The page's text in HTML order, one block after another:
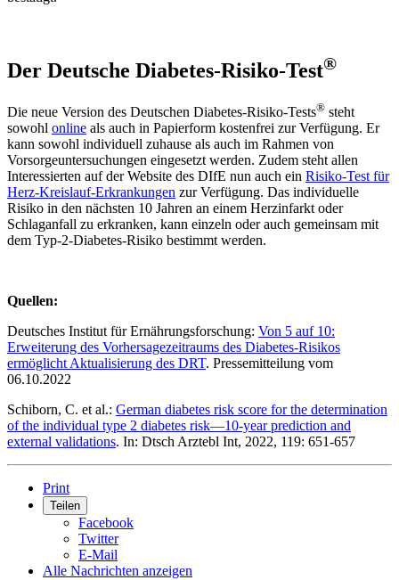
Der Deutsche Diabetes-Risiko-Test®
Die neue Version des Deutschen Diabetes-Risiko-Tests® steht
sowohl online als auch in Papierform kostenfrei zur Verfügung. Er
kann sowohl individuell zuhause als auch im Rahmen von
Vorsorgeuntersuchungen eingesetzt werden. Zudem steht allen
Interessierten auf der Website des DIfE nun auch ein Risiko-Test für
Herz-Kreislauf-Erkrankungen zur Verfügung. Das individuelle
Risiko in den nächsten 10 Jahren an einem Herzinfarkt oder
Schlaganfall zu erkranken, kann einzeln oder auch gemeinsam mit
dem Typ-2-Diabetes-Risiko bestimmt werden.
Quellen:
Deutsches Institut für Ernährungsforschung: Von 5 auf 10:
Erweiterung des Vorhersagezeitraums des Diabetes-Risikos
ermöglicht Aktualisierung des DRT. Pressemitteilung vom
06.10.2022
Schiborn, C. et al.: German diabetes risk score for the determination
of the individual type 2 diabetes risk—10-year prediction and
external validations. In: Dtsch Arztebl Int, 2022, 119: 651-657
Print
Teilen
Facebook
Twitter
E-Mail
Alle Nachrichten anzeigen